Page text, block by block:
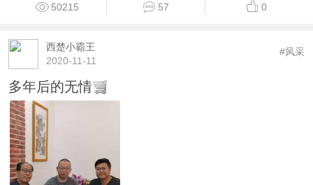
50215 57 0
西楚小霸王
2020-11-11
#风采
多年后的无情